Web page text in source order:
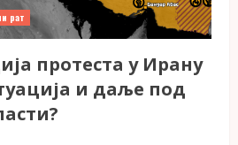
рат
протеста у Ирану
и даље под